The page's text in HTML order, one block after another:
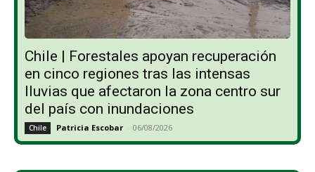
Chile | Forestales apoyan recuperación
en cinco regiones tras las intensas
lluvias que afectaron la zona centro sur
del país con inundaciones
Chile Patricia Escobar - 06/08/2026